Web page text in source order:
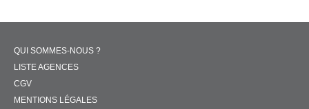
QUI SOMMES-NOUS ?
LISTE AGENCES
CGV
MENTIONS LÉGALES